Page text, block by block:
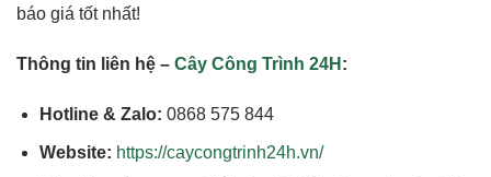
báo giá tốt nhất!
Thông tin liên hệ – Cây Công Trình 24H :
Hotline & Zalo: 0868 575 844
Website: https://caycongtrinh24h.vn/